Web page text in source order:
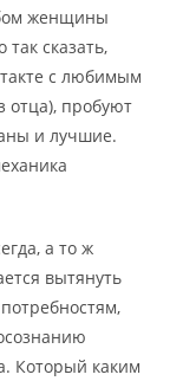
женщины
сказать,
с любимым
отца), пробуют
и лучшие.
а то ж
вытянуть
Который каким